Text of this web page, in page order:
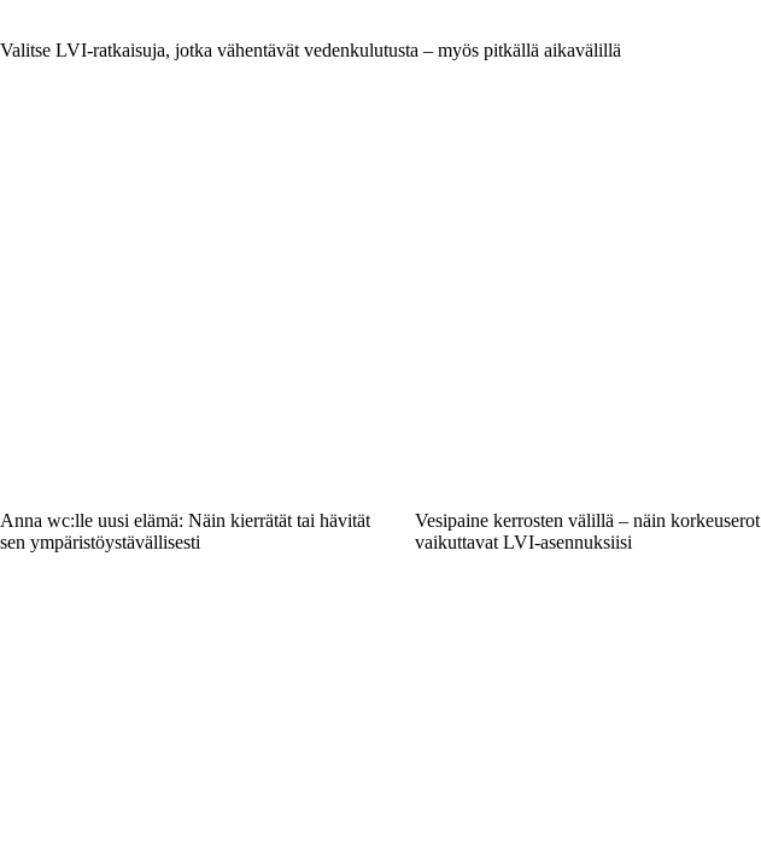
Valitse LVI-ratkaisuja, jotka vähentävät vedenkulutusta – myös pitkällä aikavälillä
Anna wc:lle uusi elämä: Näin kierrätät tai hävität
sen ympäristöystävällisesti
Vesipaine kerrosten välillä – näin korkeuserot
vaikuttavat LVI-asennuksiisi